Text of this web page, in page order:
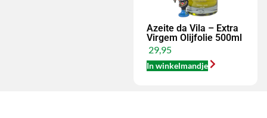
Azeite da Vila – Extra
Virgem Olijfolie 500ml
29,95
In winkelmandje